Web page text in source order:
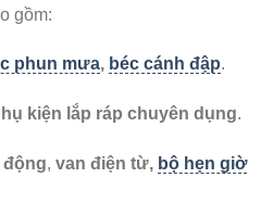
gồm:
phun mưa, béc cánh đập.
kiện lắp ráp chuyên dụng.
, van điện từ, bộ hẹn giờ